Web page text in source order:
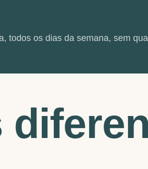
todos os dias da semana, sem